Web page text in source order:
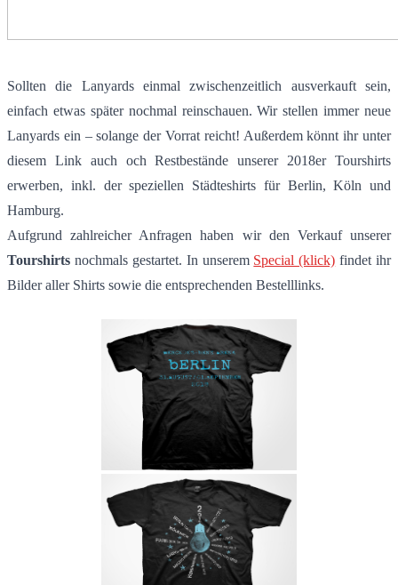
Sollten die Lanyards einmal zwischenzeitlich ausverkauft sein,
einfach etwas später nochmal reinschauen. Wir stellen immer neue
Lanyards ein – solange der Vorrat reicht! Außerdem könnt ihr unter
diesem Link auch och Restbestände unserer 2018er Tourshirts
erwerben, inkl. der speziellen Städteshirts für Berlin, Köln und
Hamburg.
Aufgrund zahlreicher Anfragen haben wir den Verkauf unserer
Tourshirts nochmals gestartet. In unserem Special (klick) findet ihr
Bilder aller Shirts sowie die entsprechenden Bestelllinks.